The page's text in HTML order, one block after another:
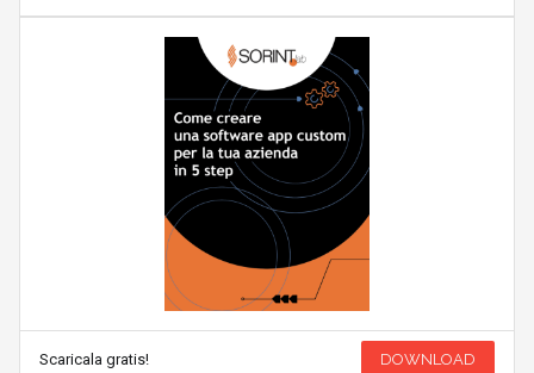
Scaricala gratis! DOWNLOAD